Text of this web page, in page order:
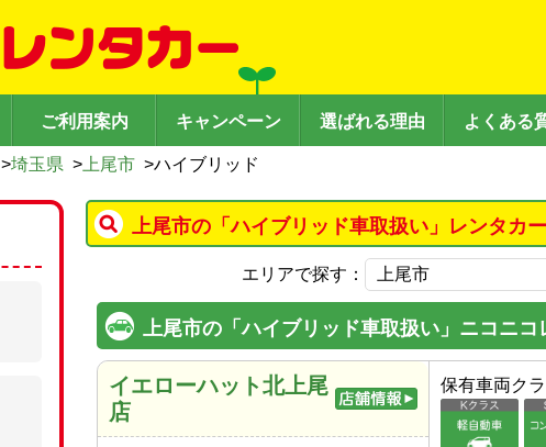
ご利用案内 キャンペーン 選ばれる理由 よくある
>埼玉県 > 上尾市 >ハイブリッド
上尾市の「ハイブリッド車取扱い」レンタカ
エリアで探す：
上尾市の「ハイブリッド車取扱い」ニコニ
イエローハット北上尾
店
保有車両ク